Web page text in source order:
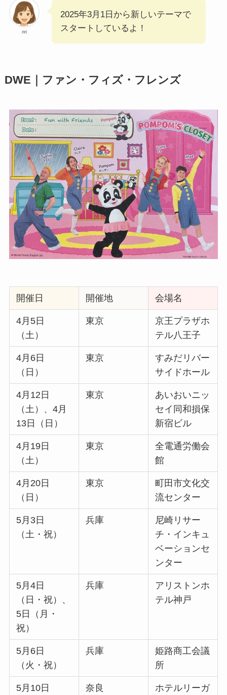
riri
2025年3月1日から新しいテーマで
スタートしているよ！
DWE｜ファン・フィズ・フレンズ
開催日 開催地 会場名
4月5日
（土）
東京
京王プラザホ
テル八王子
4月6日
（日）
東京
すみだリバー
サイドホール
4月12日
（土）、4月
13日（日）
東京
あいおいニッ
セイ同和損保
新宿ビル
4月19日
（土）
東京
全電通労働会
館
4月20日
（日）
東京
町田市文化交
流センター
5月3日
（土・祝）
兵庫
尼崎リサー
チ・インキュ
ベーションセ
ンター
5月4日
（日・祝）、
5日（月・
祝）
兵庫
アリストンホ
テル神戸
5月6日
（火・祝）
兵庫
姫路商工会議
所
5月10日
奈良
ホテルリーガ